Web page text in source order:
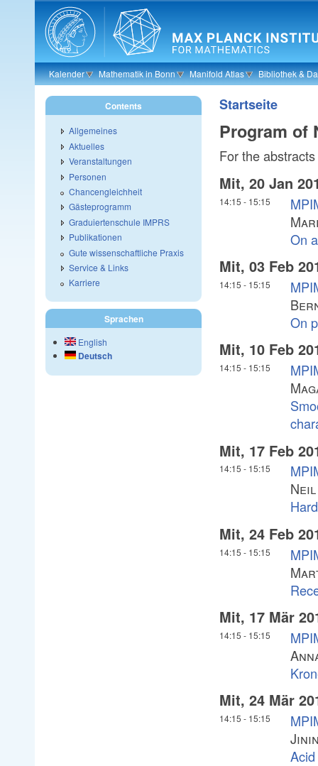
Skip to main content
Kalender Mathematik in Bonn Manifold Atlas Bibliothek &
Startseite
Program of
For the
Mit, 20 Jan
14:15 - 15:15
On
Mit, 03 Feb
14:15 - 15:15
On
Mit, 10 Feb
14:15 - 15:15
Mit, 17 Feb
14:15 - 15:15
Neil
Mit, 24 Feb
14:15 - 15:15
Mit, 17 Mär
14:15 - 15:15
Mit, 24 Mär
14:15 - 15:15
Contents
Allgemeines
Aktuelles
Veranstaltungen
Personen
Chancengleichheit
Gästeprogramm
Graduiertenschule IMPRS
Publikationen
Gute wissenschaftliche Praxis
Service & Links
Karriere
Sprachen
English
Deutsch